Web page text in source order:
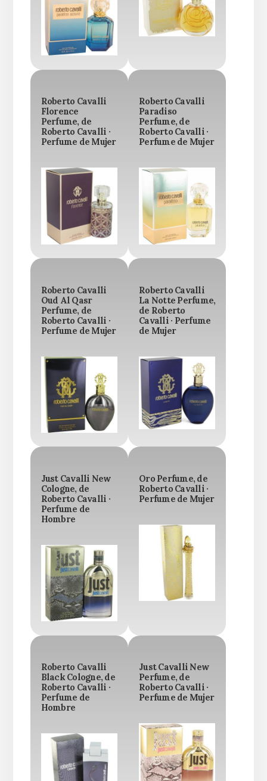
Roberto Cavalli
Florence
Perfume, de
Roberto Cavalli ·
Perfume de Mujer
Roberto Cavalli
Paradiso
Perfume, de
Roberto Cavalli ·
Perfume de Mujer
Roberto Cavalli
Oud Al Qasr
Perfume, de
Roberto Cavalli ·
Perfume de Mujer
Roberto Cavalli
La Notte Perfume,
de Roberto
Cavalli · Perfume
de Mujer
Just Cavalli New
Cologne, de
Roberto Cavalli ·
Perfume de
Hombre
Oro Perfume, de
Roberto Cavalli ·
Perfume de Mujer
Roberto Cavalli
Black Cologne, de
Roberto Cavalli ·
Perfume de
Hombre
Just Cavalli New
Perfume, de
Roberto Cavalli ·
Perfume de Mujer